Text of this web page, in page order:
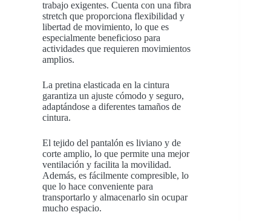
trabajo exigentes. Cuenta con una fibra
stretch que proporciona flexibilidad y
libertad de movimiento, lo que es
especialmente beneficioso para
actividades que requieren movimientos
amplios.
La pretina elasticada en la cintura
garantiza un ajuste cómodo y seguro,
adaptándose a diferentes tamaños de
cintura.
El tejido del pantalón es liviano y de
corte amplio, lo que permite una mejor
ventilación y facilita la movilidad.
Además, es fácilmente compresible, lo
que lo hace conveniente para
transportarlo y almacenarlo sin ocupar
mucho espacio.